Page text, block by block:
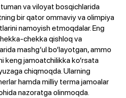
va viloyat bosqichlarida
bir qator ommaviy va olimpiya
namoyish etmoqdalar. Eng
chekka qishloq va
mashg‘ul bo‘layotgan, ammo
keng jamoatchilikka ko‘rsata
chiqmoqda. Ularning
hamda milliy terma jamoalar
nazoratga olinmoqda.